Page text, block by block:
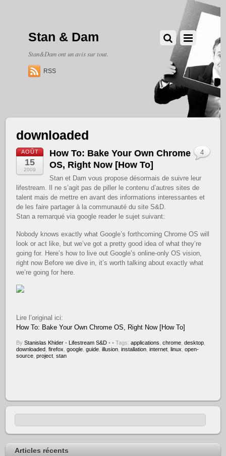
Stan & Dam
Stan&Dam ont un avis sur tout.
RSS
downloaded
AOÛT
15
2009
How To: Bake Your Own Chrome
OS, Right Now [How To]
Stan et Dam vous propose désormais de suivre leur
lifestream. Il ne s’agit pas de piller le contenu d’autres sites de
talent mais de mettre en avant des informations interessantes et
de les faire partager à la communauté du site S&D.
Stan a remarqué via google reader le sujet suivant:
Nobody knows exactly what Google’s forthcoming Chrome OS will
look or act like, but we’ve got a pretty good idea of what they’re
going for. Here’s how to live out Google’s online-only OS vision,
right now Before we dive in, it’s worth talking about exactly what
we’re going for here.
Lire l’original ici:
How To: Bake Your Own Chrome OS, Right Now [How To]
ByStanislas Khider • Lifestream S&D •
4
• Tags:applications,chrome,desktop,
downloaded,firefox,google,guide,illusion,installation,internet, linux,open-
source,project,stan
Articles récents